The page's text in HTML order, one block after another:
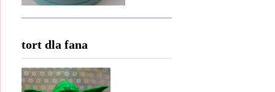
tort dla fana